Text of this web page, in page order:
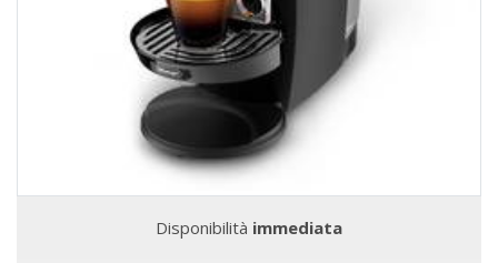
Disponibilità immediata